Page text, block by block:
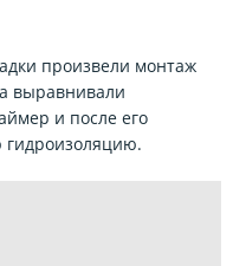
произвели монтаж
выравнивали
и после его